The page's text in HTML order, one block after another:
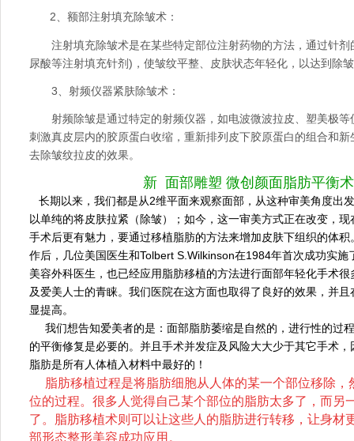
2、额部注射填充除皱术：
注射填充除皱术是在某些特定部位注射药物的方法，通过针剂
尿酸等注射填充针剂)，使皱纹平整、皮肤状态年轻化，以达到除
3、射频仪器紧肤除皱术：
射频除皱是通过特定的射频仪器，如电波微波拉皮、塑美极等
刺激真皮层内的胶原蛋白收缩，重新排列皮下胶原蛋白的组合和
去除皱纹拉皮的效果。
新 面部雕塑 微创 颜面脂肪平衡术
长期以来，我们都是从2维平面来观察面部，从这种审美角度出
以单纯的将皮肤拉紧（除皱）；如今，这一审美方式正在改变，
手术后更有魅力，要通过移植脂肪的方法来增加皮肤下组织的体
作后，几位美国医生和Tolbert S.Wilkinson在1984年首次成功实施
美容外科医生，也已经应用脂肪移植的方法进行面部年轻化手术
及爱美人士的青睐。我们医院在这方面也取得了良好的效果，并
显提高。
我们想告知爱美者的是：面部脂肪萎缩是自然的，进行性的过
的平衡修复是必要的。并且手术并发症及风险大大少于其它手术
脂肪是所有人体植入材料中最好的！
脂肪移植过程是将脂肪细胞从人体的某一个部位移除，
位的过程。很多人觉得自己某个部位的脂肪太多了，而另
了。脂肪移植术则可以让这些人的脂肪进行转移，让身材
部形态整形美容成功应用。